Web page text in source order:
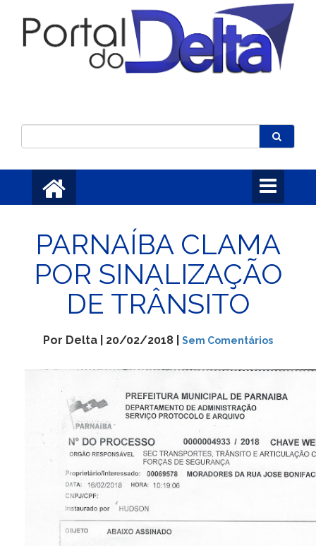
Toggle
navigation
PARNAÍBA CLAMA
POR SINALIZAÇÃO
DE TRÂNSITO
Por Delta | 20/02/2018 | Sem Comentários